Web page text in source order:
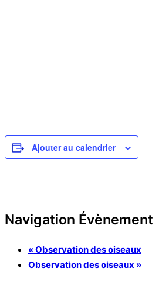
Ajouter au calendrier
Navigation Évènement
«Observation des oiseaux
Observation des oiseaux »